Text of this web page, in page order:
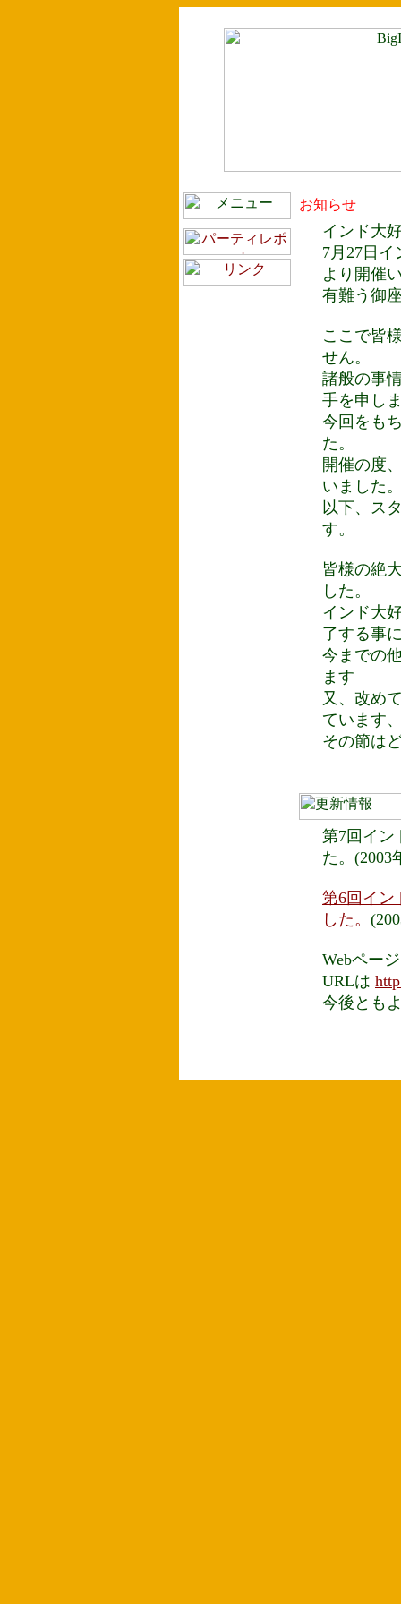
お知らせ
インド大
7月27日
より開催
有難う御
ここで皆
せん。
諸般の事
手を申し
今回をも
た。
開催の度
いました
以下、ス
す。
皆様の絶
した。
インド大
了する事
今までの
ます
又、改め
ています
その節は
第7回イン
た。(2003
第6回イン
した。
Webペー
URLは
今後とも